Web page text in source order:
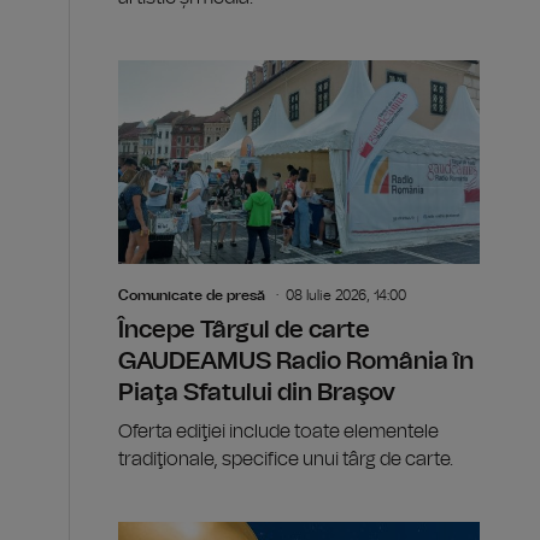
Comunicate de presă 08 Iulie 2026, 14:00
Începe Târgul de carte
GAUDEAMUS Radio România în
Piaţa Sfatului din Braşov
Oferta ediţiei include toate elementele
tradiţionale, specifice unui târg de carte.